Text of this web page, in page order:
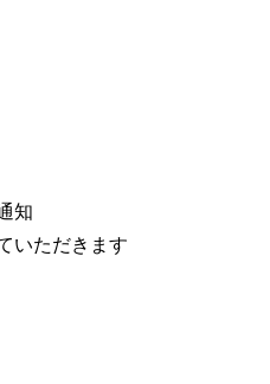
知
いただきます